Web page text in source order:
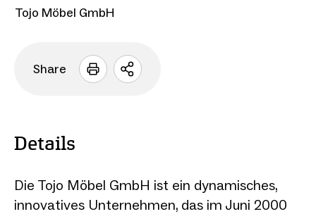
Tojo Möbel GmbH
Share
Sharing
Details
Die Tojo Möbel GmbH ist ein dynamisches,
innovatives Unternehmen, das im Juni 2000